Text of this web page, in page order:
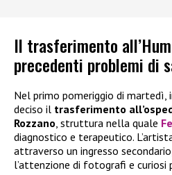
Il trasferimento
precedenti problemi di
Nel primo pomeriggio di
deciso il trasferimento
Rozzano, struttura nella quale
diagnostico e terapeutico.
attraverso un ingresso
l’attenzione di fotografi e curiosi